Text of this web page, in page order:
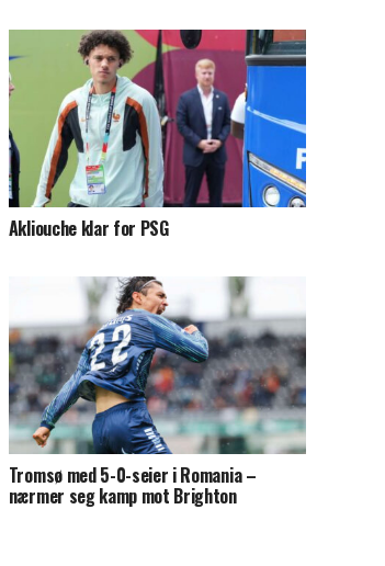
Akliouche klar for PSG
Tromsø med 5-0-seier i Romania –
nærmer seg kamp mot Brighton